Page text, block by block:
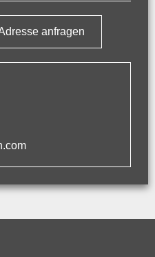
anfragen